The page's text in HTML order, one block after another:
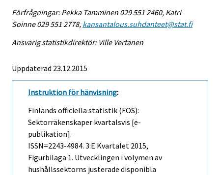
Förfrågningar: Pekka Tamminen 029 551 2460, Katri
Soinne 029 551 2778, kansantalous.suhdanteet@stat.fi
Ansvarig statistikdirektör: Ville Vertanen
Uppdaterad 23.12.2015
Instruktion för hänvisning:
Finlands officiella statistik (FOS):
Sektorräkenskaper kvartalsvis [e-
publikation].
ISSN=2243-4984. 3:e Kvartalet 2015,
Figurbilaga 1. Utvecklingen i volymen av
hushållssektorns justerade disponibla